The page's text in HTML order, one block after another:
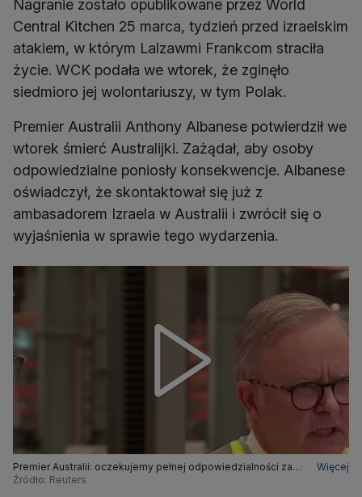
Nagranie zostało opublikowane przez World
Central Kitchen 25 marca, tydzień przed izraelskim
atakiem, w którym Lalzawmi Frankcom straciła
życie. WCK podała we wtorek, że zginęło
siedmioro jej wolontariuszy, w tym Polak.
Premier Australii Anthony Albanese potwierdził we
wtorek śmierć Australijki. Zażądał, aby osoby
odpowiedzialne poniosły konsekwencje. Albanese
oświadczył, że skontaktował się już z
ambasadorem Izraela w Australii i zwrócił się o
wyjaśnienia w sprawie tego wydarzenia.
Premier Australii: oczekujemy pełnej odpowiedzialności za
śmierć pracowników humanitarnych
Więcej
Źródło: Reuters